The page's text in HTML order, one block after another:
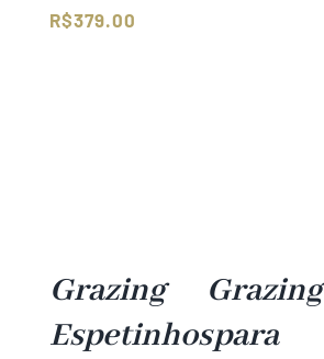
R$379.00
Grazing
Espetinhos
Grazing
para